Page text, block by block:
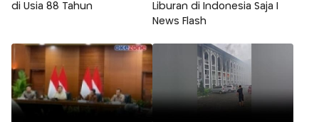
di Usia 88 Tahun
Liburan di Indonesia Saja |
News Flash